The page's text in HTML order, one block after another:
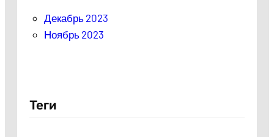
Декабрь 2023
Ноябрь 2023
Теги